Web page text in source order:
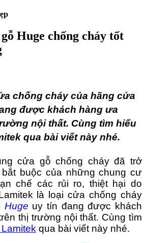
Huge chống cháy tốt
chống cháy của hãng cửa
được khách hàng ưa
nội thất. Cùng tìm hiểu
qua bài viết này nhé.
cửa gỗ chống cháy đã trở
buộc của những chung cư
chế các rủi ro, thiệt hại do
là loại cửa chống cháy
Huge uy tín đang được khách
thị trường nội thất. Cùng tìm
qua bài viết này nhé.